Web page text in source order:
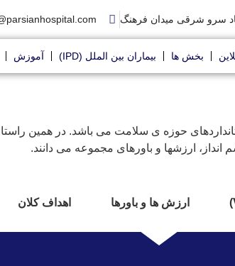
سرو شرقی میدان فرهنگ
بخش ها بیماران بین الملل (IPD) آموزش
حوزه ی سلامت می باشد. در همین
انداز، ارزشها و باورهای مجموعه می دانند.
ارزش ها و باورها اهداف كلان